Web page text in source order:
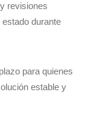
revisiones
durante
para quienes
estable y